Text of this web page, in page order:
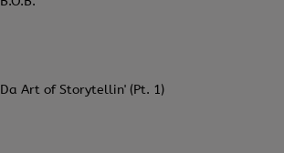
Da Art of Storytellin' (Pt. 1)